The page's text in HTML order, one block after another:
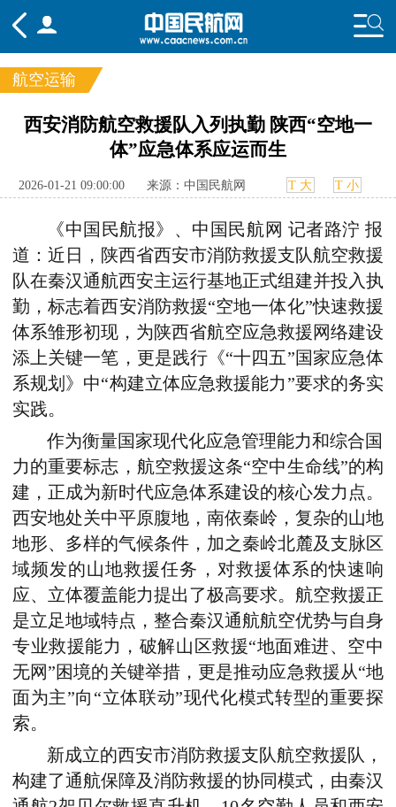
频道
要闻 国内 国际
航图 智库 专题 舆情
航空运输
西安消防航空救援队入列执勤 陕西“空地一
体”应急体系应运而生
2026-01-21 09:00:00 来源：中国民航网 T 大 T 小
《中国民航报》、中国民航网 记者路泞 报
道： 近日，陕西省西安市消防救援支队航空救援
队在秦汉通航西安主运行基地正式组建并投入执
勤，标志着西安消防救援“空地一体化”快速救援
体系雏形初现，为陕西省航空应急救援网络建设
添上关键一笔，更是践行《“十四五”国家应急体
系规划》中“构建立体应急救援能力”要求的务实
实践。
作为衡量国家现代化应急管理能力和综合国
力的重要标志，航空救援这条“空中生命线”的构
建，正成为新时代应急体系建设的核心发力点。
西安地处关中平原腹地，南依秦岭，复杂的山地
地形、多样的气候条件，加之秦岭北麓及支脉区
域频发的山地救援任务，对救援体系的快速响
应、立体覆盖能力提出了极高要求。航空救援正
是立足地域特点，整合秦汉通航航空优势与自身
专业救援能力，破解山区救援“地面难进、空中
无网”困境的关键举措，更是推动应急救援从“地
面为主”向“立体联动”现代化模式转型的重要探
索。
新成立的西安市消防救援支队航空救援队，
构建了通航保障及消防救援的协同模式，由秦汉